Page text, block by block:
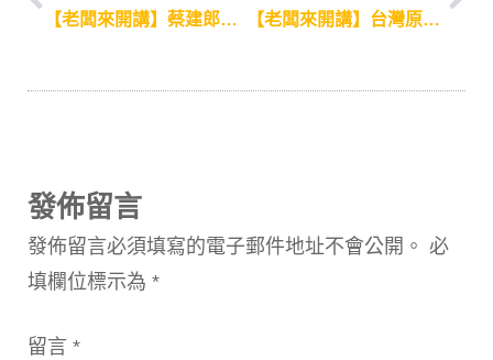
【老闆來開講】蔡建郎帶領博方文創，讓台灣文創插畫「小紅人Waiting&Hope」登上世界舞台 【老闆來開講】台灣原創母嬰護膚品牌馨朵拉，源自媽媽對異膚寶寶的愛
發佈留言
發佈留言必須填寫的電子郵件地址不會公開。 必
填欄位標示為 *
留言 *